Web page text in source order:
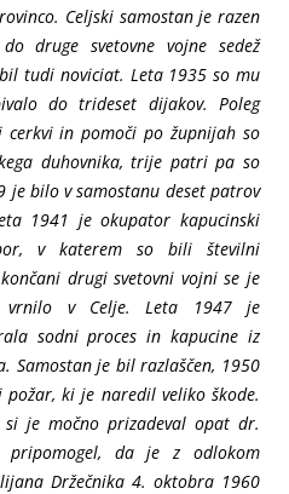
Celjski samostan je razen
druge svetovne vojne sedež
tudi noviciat. Leta 1935 so mu
do trideset dijakov. Poleg
in pomoči po župnijah so
duhovnika, trije patri pa so
je bilo v samostanu deset patrov
1941 je okupator kapucinski
v katerem so bili številni
drugi svetovni vojni se je
v Celje. Leta 1947 je
sodni proces in kapucine iz
Samostan je bil razlaščen, 1950
ki je naredil veliko škode.
si je močno prizadeval opat dr.
pripomogel, da je z odlokom
Držečnika 4. oktobra 1960